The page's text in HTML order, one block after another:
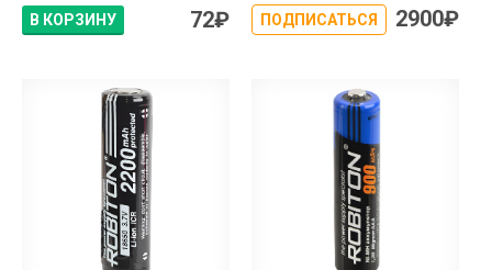
В КОРЗИНУ 72₽ ПОДПИСАТЬСЯ 2900₽